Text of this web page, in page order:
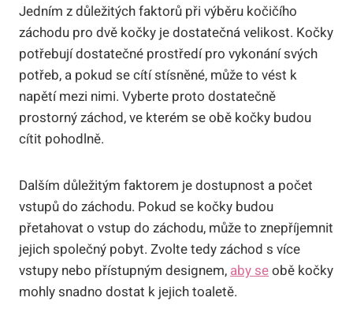
Jedním z důležitých faktorů při výběru kočičího
záchodu pro dvě kočky je dostatečná velikost. Kočky
potřebují dostatečné prostředí pro vykonání svých
potřeb, a pokud se cítí stísněné, může to vést k
napětí mezi nimi. Vyberte proto dostatečně
prostorný záchod, ve kterém se obě kočky budou
cítit pohodlně.
Dalším důležitým faktorem je dostupnost a počet
vstupů do záchodu. Pokud se kočky budou
přetahovat o vstup do záchodu, může to znepříjemnit
jejich společný pobyt. Zvolte tedy záchod s více
vstupy nebo přístupným designem, aby seobě kočky
mohly snadno dostat k jejich toaletě.